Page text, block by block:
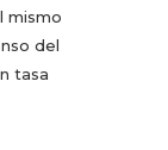
mismo
del
tasa